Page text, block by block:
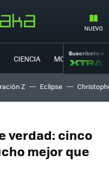
NUEVO
CIENCIA MOVILIDAD
Suscríbete a
Z Eclipse
verdad: cinco
mejor que